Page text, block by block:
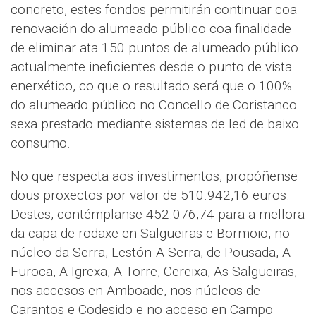
concreto, estes fondos permitirán continuar coa
renovación do alumeado público coa finalidade
de eliminar ata 150 puntos de alumeado público
actualmente ineficientes desde o punto de vista
enerxético, co que o resultado será que o 100%
do alumeado público no Concello de Coristanco
sexa prestado mediante sistemas de led de baixo
consumo.
No que respecta aos investimentos, propóñense
dous proxectos por valor de 510.942,16 euros.
Destes, contémplanse 452.076,74 para a mellora
da capa de rodaxe en Salgueiras e Bormoio, no
núcleo da Serra, Lestón-A Serra, de Pousada, A
Furoca, A Igrexa, A Torre, Cereixa, As Salgueiras,
nos accesos en Amboade, nos núcleos de
Carantos e Codesido e no acceso en Campo